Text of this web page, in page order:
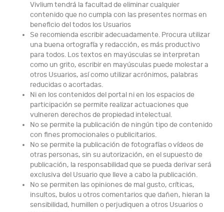
Vivlium tendrá la facultad de eliminar cualquier
contenido que no cumpla con las presentes normas en
beneficio del todos los Usuarios
Se recomienda escribir adecuadamente. Procura utilizar
una buena ortografía y redacción, es más productivo
para todos. Los textos en mayúsculas se interpretan
como un grito, escribir en mayúsculas puede molestar a
otros Usuarios, así como utilizar acrónimos, palabras
reducidas o acortadas.
Ni en los contenidos del portal ni en los espacios de
participación se permite realizar actuaciones que
vulneren derechos de propiedad intelectual.
No se permite la publicación de ningún tipo de contenido
con fines promocionales o publicitarios.
No se permite la publicación de fotografías o vídeos de
otras personas, sin su autorización, en el supuesto de
publicación, la responsabilidad que se pueda derivar será
exclusiva del Usuario que lleve a cabo la publicación.
No se permiten las opiniones de mal gusto, críticas,
insultos, bulos u otros comentarios que dañen, hieran la
sensibilidad, humillen o perjudiquen a otros Usuarios o